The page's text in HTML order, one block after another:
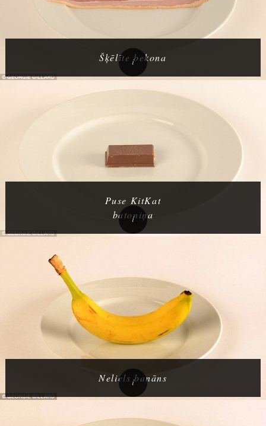
Šķēlīte bekona
Puse KitKat
batoniņa
Neliels banāns